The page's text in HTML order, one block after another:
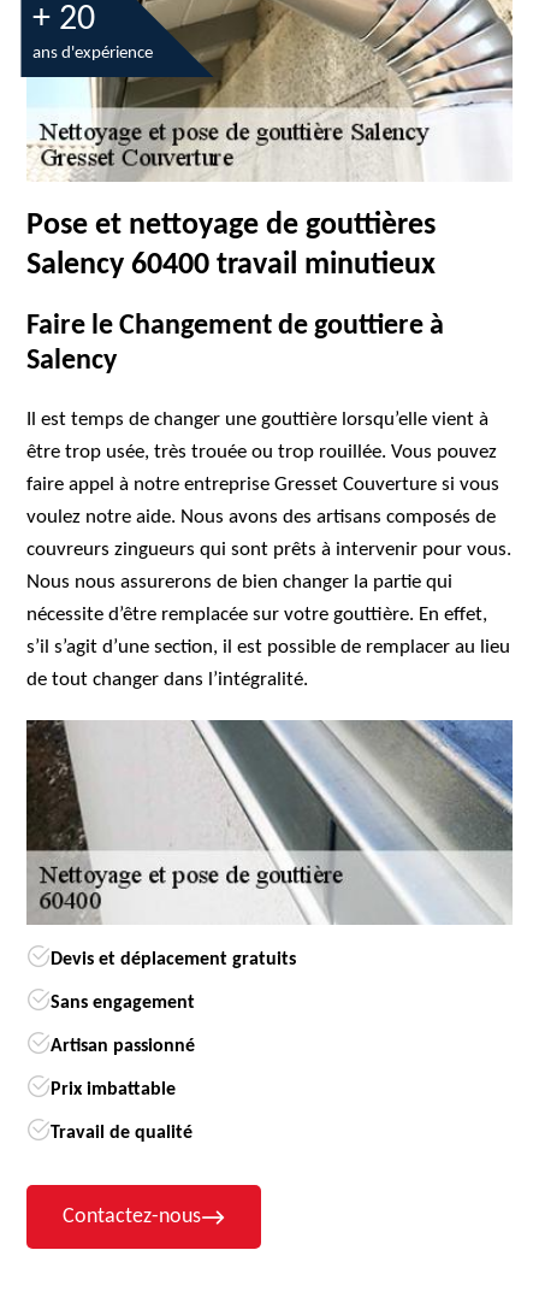
+ 20
ans d'expérience
Pose et nettoyage de gouttières
Salency 60400 travail minutieux
Faire le Changement de gouttiere à
Salency
Il est temps de changer une gouttière lorsqu’elle vient à
être trop usée, très trouée ou trop rouillée. Vous pouvez
faire appel à notre entreprise Gresset Couverture si vous
voulez notre aide. Nous avons des artisans composés de
couvreurs zingueurs qui sont prêts à intervenir pour vous.
Nous nous assurerons de bien changer la partie qui
nécessite d’être remplacée sur votre gouttière. En effet,
s’il s’agit d’une section, il est possible de remplacer au lieu
de tout changer dans l’intégralité.
Devis et déplacement gratuits
Sans engagement
Artisan passionné
Prix imbattable
Travail de qualité
Contactez-nous